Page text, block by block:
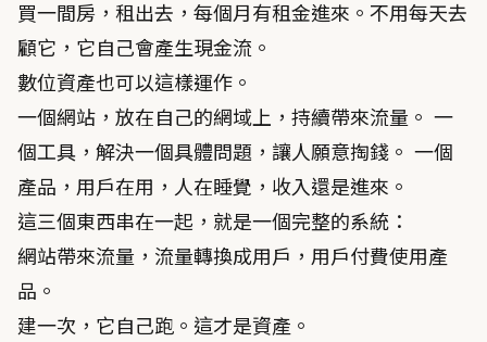
買一間房，租出去，每個月有租金進來。不用每天去
顧它，它自己會產生現金流。
數位資產也可以這樣運作。
一個網站，放在自己的網域上，持續帶來流量。 一
個工具，解決一個具體問題，讓人願意掏錢。 一個
產品，用戶在用，人在睡覺，收入還是進來。
這三個東西串在一起，就是一個完整的系統：
網站帶來流量，流量轉換成用戶，用戶付費使用產
品。
建一次，它自己跑。這才是資產。